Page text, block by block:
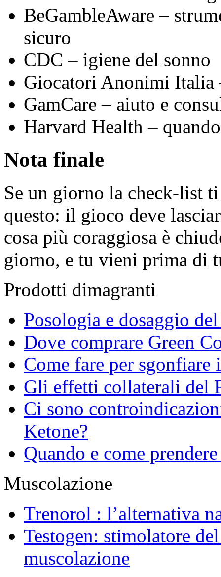
BeGambleAware –
sicuro
CDC – igiene del sonno
Giocatori Anonimi Italia
GamCare – aiuto e
Harvard Health –
Nota finale
Se un giorno la check-list
questo: il gioco deve
cosa più coraggiosa è
giorno, e tu vieni prima di
Prodotti dimagranti
Posologia e dosaggio
Dove comprare Green
Come fare per sgonfiare
Gli effetti collaterali del
Ci sono
Ketone?
Quando e come
Muscolazione
Trenorol : l’alternativa
Testogen: stimolatore
muscolazione